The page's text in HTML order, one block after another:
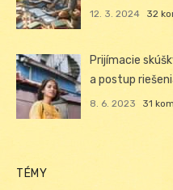
12. 3. 2024 32
Prijímacie
a postup
8. 6. 2023 31
TÉMY